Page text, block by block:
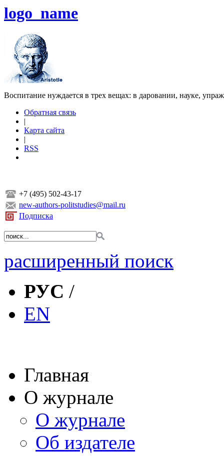
logo_name
Воспитание нуждается в трех вещах: в даровании, науке,
Обратная связь
|
Карта сайта
|
RSS
+7 (495) 502-43-17
new-authors-politstudies@mail.ru
Подписка
расширенный поиск
РУС /
EN
Главная
О журнале
О журнале
Об издателе